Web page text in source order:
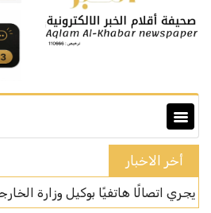
أخر الاخبار
هاتفيًا بوكيل وزارة الخارجية